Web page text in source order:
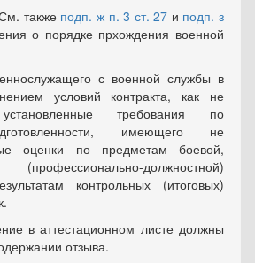
также подп. ж п. 3 ст. 27 и подп. з
о порядке прхождения военной
с военной службы в
условий контракта, как не
требования по
имеющего не
оценки по предметам боевой,
должностной)
контрольных (итоговых)
в аттестационном листе должны
отзыва.